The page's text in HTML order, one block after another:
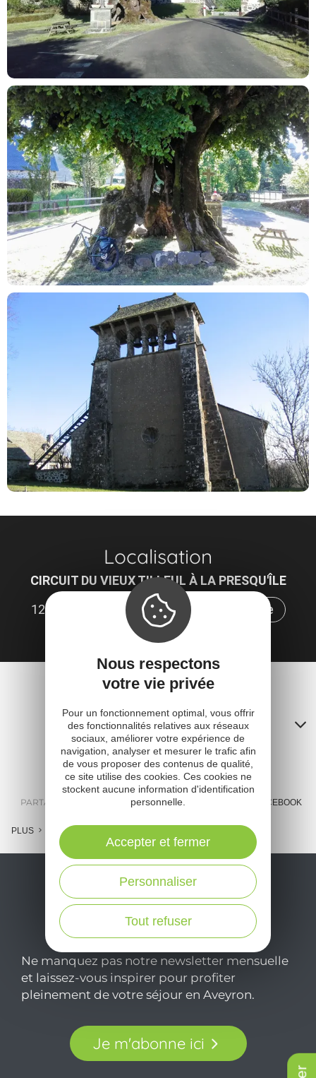
Localisation
CIRCUIT DU VIEUX TILLEUL À LA PRESQU'ÎLE
12600 Mur-de-Barrez
Obtenir l'itinéraire
Contacts
PARTAGER : E-MAIL MESSENGER FACEBOOK
PLUS
Ne manquez pas notre newsletter mensuelle
et laissez-vous inspirer pour profiter
pleinement de votre séjour en Aveyron.
Je m'abonne ici
Nous respectons
votre vie privée
Pour un fonctionnement optimal, vous offrir
des fonctionnalités relatives aux réseaux
sociaux, améliorer votre expérience de
navigation, analyser et mesurer le trafic afin
de vous proposer des contenus de qualité,
ce site utilise des cookies. Ces cookies ne
stockent aucune information d'identification
personnelle.
Tout refuser
Personnaliser
Accepter et fermer